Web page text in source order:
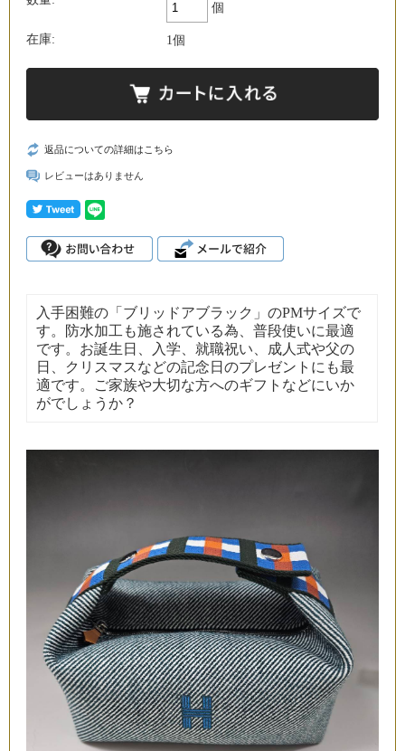
個
在庫: 1個
返品についての詳細はこちら
レビューはありません
入手困難の「ブリッドアブラック」のPMサイズで
す。防水加工も施されている為、普段使いに最適
です。お誕生日、入学、就職祝い、成人式や父の
日、クリスマスなどの記念日のプレゼントにも最
適です。ご家族や大切な方へのギフトなどにいか
がでしょうか？